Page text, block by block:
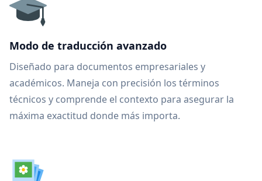
Modo de traducción avanzado
Diseñado para documentos empresariales y
académicos. Maneja con precisión los términos
técnicos y comprende el contexto para asegurar la
máxima exactitud donde más importa.